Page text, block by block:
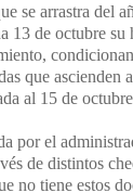
se arrastra del
13 de octubre
que ascienden
al 15 de
por el
de distintos
no tiene estos